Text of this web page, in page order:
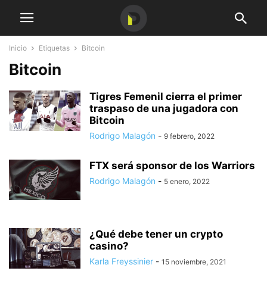
Inicio Etiquetas Bitcoin
Bitcoin
Tigres Femenil cierra el primer
traspaso de una jugadora con
Bitcoin
Rodrigo Malagón - 9 febrero, 2022
FTX será sponsor de los Warriors
Rodrigo Malagón - 5 enero, 2022
¿Qué debe tener un crypto
casino?
Karla Freyssinier - 15 noviembre, 2021